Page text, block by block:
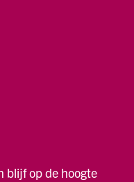
blijf op de hoogte